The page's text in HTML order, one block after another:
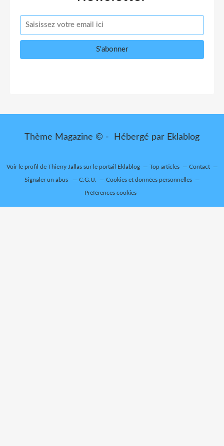
Thème Magazine © - Hébergé par Eklablog
Voir le profil de Thierry Jallassur le portail Eklablog Top articles Contact
Signaler un abus C.G.U. Cookies et données personnelles
Préférences cookies